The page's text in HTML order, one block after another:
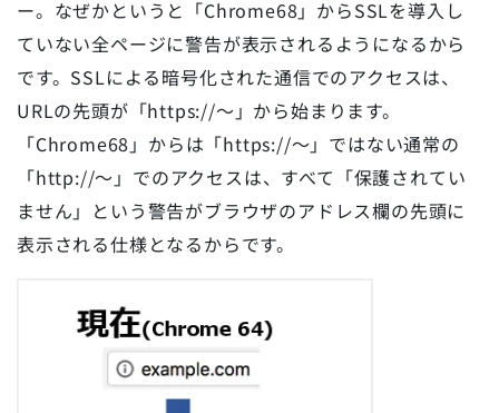
ー。なぜかというと「Chrome68」からSSLを導入し
ていない全ページに警告が表示されるようになるから
です。SSLによる暗号化された通信でのアクセスは、
URLの先頭が「https://～」から始まります。
「Chrome68」からは「https://～」ではない通常の
「http://～」でのアクセスは、すべて「保護されてい
ません」という警告がブラウザのアドレス欄の先頭に
表示される仕様となるからです。